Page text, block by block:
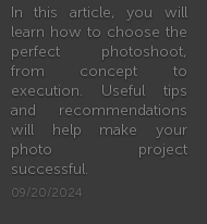
In this article, you will
learn how to choose the
perfect photoshoot,
from concept to
execution. Useful tips
and recommendations
will help make your
photo project
successful.
09/20/2024